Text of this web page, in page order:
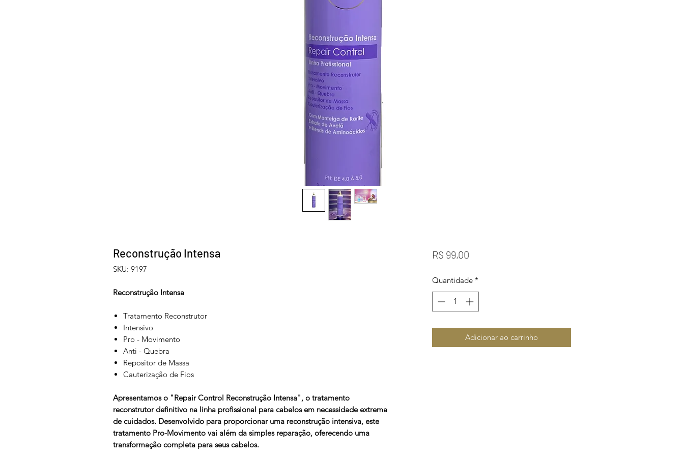
Reconstrução Intensa
SKU: 9197
Reconstrução Intensa
Tratamento Reconstrutor
Intensivo
Pro - Movimento
Anti - Quebra
Repositor de Massa
Cauterização de Fios
Apresentamos o "Repair Control Reconstrução Intensa", o tratamento
reconstrutor definitivo na linha profissional para cabelos em necessidade extrema
de cuidados. Desenvolvido para proporcionar uma reconstrução intensiva, este
tratamento Pro-Movimento vai além da simples reparação, oferecendo uma
transformação completa para seus cabelos.
R$ 99,00Preço
Quantidade *
Adicionar ao carrinho